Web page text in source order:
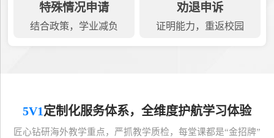
特殊情况申请
结合政策，学业减负
劝退申诉
证明能力，重返校园
5V1定制化服务体系，全维度护航学习体验
匠心钻研海外教学重点，严抓教学质检，每堂课都是“金招牌”